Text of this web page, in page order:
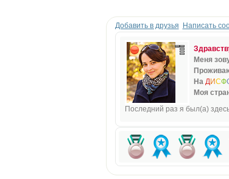
Добавить в друзья Написать
Меня
На ДИСФ
Моя
Последний раз я был(а)